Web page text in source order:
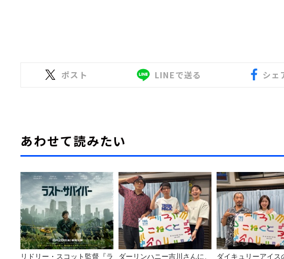
ポスト LINEで送る シェ
あわせて読みたい
リドリー・スコット監督『ラ
ダーリンハニー吉川さんに、
ダイキュリーアイス